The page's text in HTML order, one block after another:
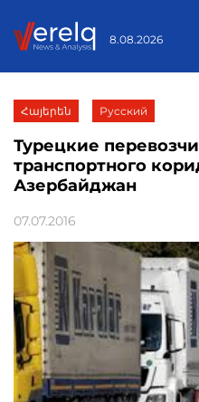
8.08.2026
Հայերեն Русский
Турецкие
транспортного
Азербайджан
07.07.2016